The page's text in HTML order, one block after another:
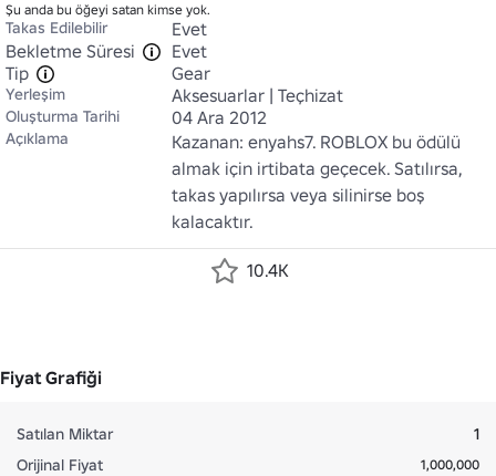
Şu anda bu öğeyi satan kimse yok.
Takas Edilebilir
Evet
Bekletme Süresi
Evet
Tip
Gear
Yerleşim Aksesuarlar | Teçhizat
Oluşturma Tarihi 04 Ara 2012
Açıklama
Kazanan: enyahs7. ROBLOX bu ödülü
almak için irtibata geçecek. Satılırsa,
takas yapılırsa veya silinirse boş
kalacaktır.
10.4K
Fiyat Grafiği
Satılan Miktar
1
Orijinal Fiyat
1,000,000